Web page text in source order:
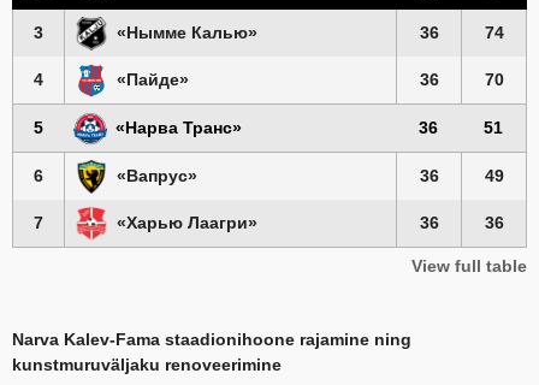
3 «Нымме Калью» 36 74
4 «Пайде» 36 70
5 «Нарва Транс» 36 51
6 «Вапрус» 36 49
7 «Харью Лаагри» 36 36
View full table
Narva Kalev-Fama staadionihoone rajamine ning
kunstmuruväljaku renoveerimine